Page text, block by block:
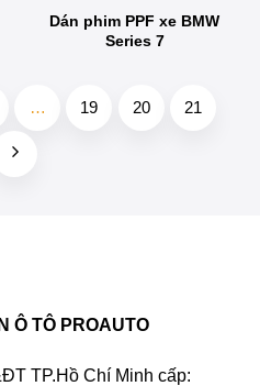
Dán phim PPF xe BMW
Series 7
… 19 20 21
Ô TÔ PROAUTO
TP.Hồ Chí Minh cấp: